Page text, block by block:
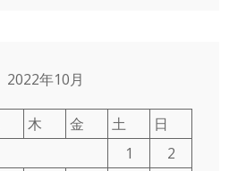
2022年10月
木 金 土
日
1
2